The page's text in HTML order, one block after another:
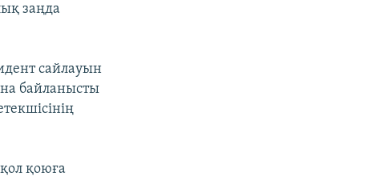
заңда
сайлауын
байланысты
қоюға